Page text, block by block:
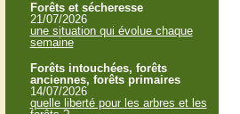
Forêts et sécheresse
21/07/2026
une situation qui évolue chaque
semaine
Forêts intouchées, forêts
anciennes, forêts primaires
14/07/2026
quelle liberté pour les arbres et les